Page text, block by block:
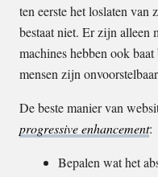
ten eerste het loslaten
bestaat niet. Er zijn alleen
machines hebben ook
mensen zijn
De beste manier van
progressive enhancement:
Bepalen wat het